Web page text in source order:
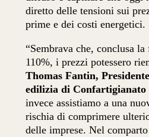
diretto delle tensioni sui
prime e dei costi energetici.
“Sembrava che, conclusa la
110%, i prezzi potessero
Thomas Fantin,
edilizia di Confartigianato
invece assistiamo a una
rischia di comprimere
delle imprese. Nel